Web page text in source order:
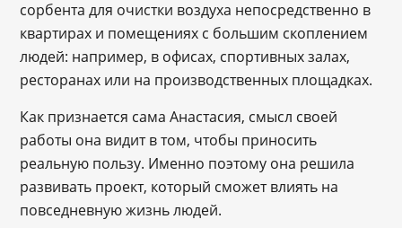
сорбента для очистки воздуха непосредственно в
квартирах и помещениях с большим скоплением
людей: например, в офисах, спортивных залах,
ресторанах или на производственных площадках.
Как признается сама Анастасия, смысл своей
работы она видит в том, чтобы приносить
реальную пользу. Именно поэтому она решила
развивать проект, который сможет влиять на
повседневную жизнь людей.